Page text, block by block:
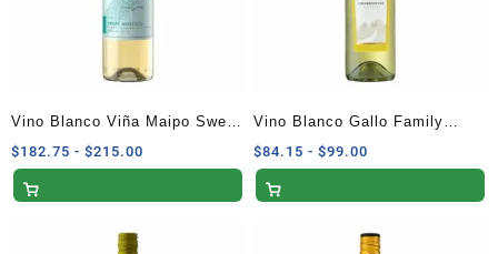
Vino Blanco Viña Maipo Sweet
Moscato 750ml
$182.75 - $215.00
de
Vino Blanco Gallo Family
California Chardonnay 750ml
$84.15 - $99.00
de
$84.15